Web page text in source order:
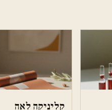
קליניקה לאה